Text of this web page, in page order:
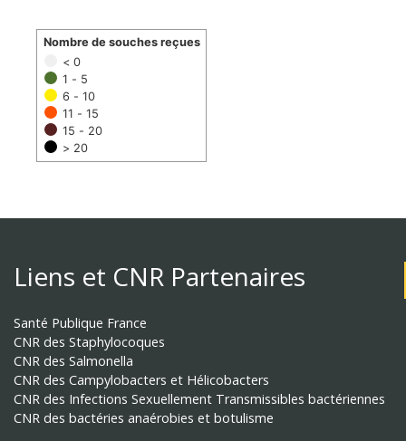
< 0
1 - 5
6 - 10
11 - 15
15 - 20
> 20
Nombre de souches reçues
Liens et CNR Partenaires
Santé Publique France
CNR des Staphylocoques
CNR des Salmonella
CNR des Campylobacters et Hélicobacters
CNR des Infections Sexuellement Transmissibles bactériennes
CNR des bactéries anaérobies et botulisme